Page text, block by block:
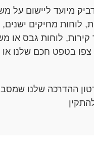
מיועד ליישום על
לוחות מחיקים ישנים,
קירות, לוחות גבס או
בטפט חכם שלנו או
ההדרכה שלנו